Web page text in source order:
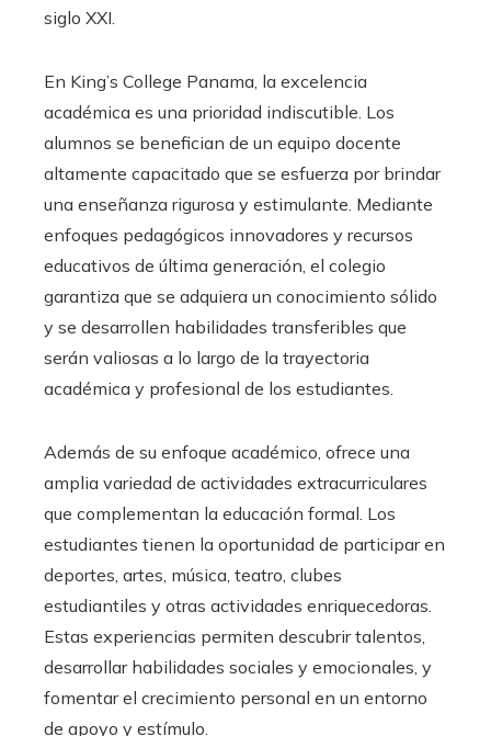
siglo XXI.
En King’s College Panama, la excelencia
académica es una prioridad indiscutible. Los
alumnos se benefician de un equipo docente
altamente capacitado que se esfuerza por brindar
una enseñanza rigurosa y estimulante. Mediante
enfoques pedagógicos innovadores y recursos
educativos de última generación, el colegio
garantiza que se adquiera un conocimiento sólido
y se desarrollen habilidades transferibles que
serán valiosas a lo largo de la trayectoria
académica y profesional de los estudiantes.
Además de su enfoque académico, ofrece una
amplia variedad de actividades extracurriculares
que complementan la educación formal. Los
estudiantes tienen la oportunidad de participar en
deportes, artes, música, teatro, clubes
estudiantiles y otras actividades enriquecedoras.
Estas experiencias permiten descubrir talentos,
desarrollar habilidades sociales y emocionales, y
fomentar el crecimiento personal en un entorno
de apoyo y estímulo.